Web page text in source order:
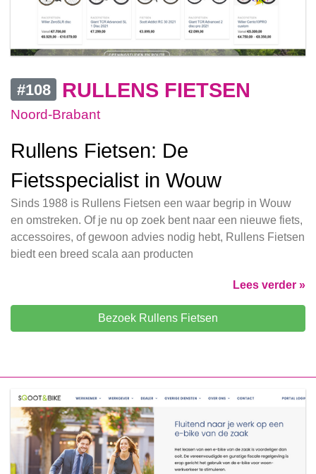
#108 RULLENS FIETSEN
Noord-Brabant
Rullens Fietsen: De
Fietsspecialist in Wouw
Sinds 1988 is Rullens Fietsen een waar begrip in Wouw
en omstreken. Of je nu op zoek bent naar een nieuwe fiets,
accessoires, of gewoon advies nodig hebt, Rullens Fietsen
biedt een breed scala aan producten
Lees verder »
Bezoek Rullens Fietsen